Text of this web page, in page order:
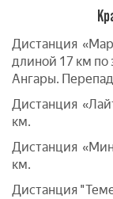
Дистанция
длиной 17 км по
Ангары. Перепад
Дистанция
км.
Дистанция
км.
Дистанция